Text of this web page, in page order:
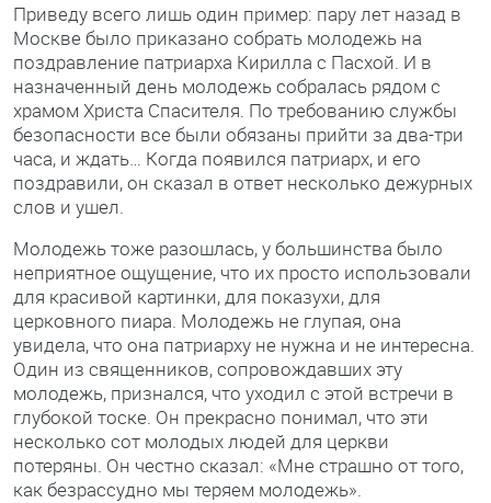
Приведу всего лишь один пример: пару лет назад в
Москве было приказано собрать молодежь на
поздравление патриарха Кирилла с Пасхой. И в
назначенный день молодежь собралась рядом с
храмом Христа Спасителя. По требованию службы
безопасности все были обязаны прийти за два-три
часа, и ждать… Когда появился патриарх, и его
поздравили, он сказал в ответ несколько дежурных
слов и ушел.
Молодежь тоже разошлась, у большинства было
неприятное ощущение, что их просто использовали
для красивой картинки, для показухи, для
церковного пиара. Молодежь не глупая, она
увидела, что она патриарху не нужна и не интересна.
Один из священников, сопровождавших эту
молодежь, признался, что уходил с этой встречи в
глубокой тоске. Он прекрасно понимал, что эти
несколько сот молодых людей для церкви
потеряны. Он честно сказал: «Мне страшно от того,
как безрассудно мы теряем молодежь».